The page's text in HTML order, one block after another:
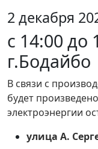
2 декабря
c 14:00 до
г.Бодайбо
В связи с
будет
электроэнергии
улица А.